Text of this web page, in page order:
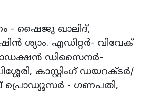
- ഷൈജു ഖാലിദ്,
ശ്യാം. എഡിറ്റര്‍- വിവേക്
ഡിസൈനര്‍-
കാസ്റ്റിംഗ് ഡയറക്ടര്‍/
പ്രൊഡ്യൂസര്‍ - ഗണപതി,